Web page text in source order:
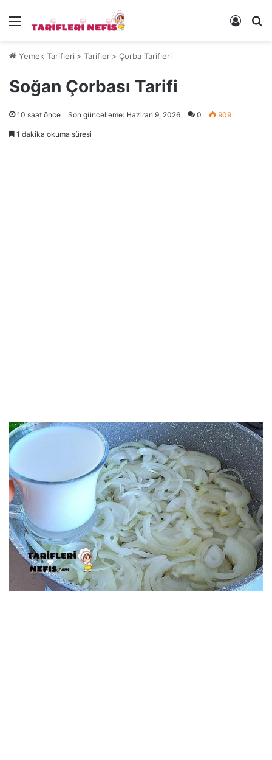
Menü Kayıt
Yemek Tarifleri > Tarifler > Çorba Tarifleri
Soğan Çorbası Tarifi
10 saat önce Son güncelleme: Haziran 9, 2026 0 909
1 dakika okuma süresi